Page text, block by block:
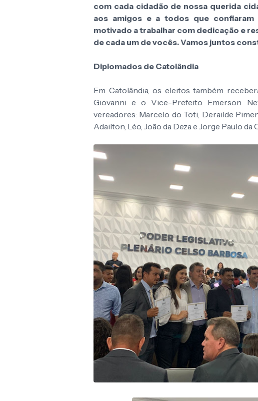
com cada cidadão de nossa querida
aos amigos e a todos que
motivado a trabalhar com dedicação e
de cada um de vocês. Vamos juntos
Diplomados de Catolândia
Em Catolândia, os eleitos também
Giovanni e o Vice-Prefeito Emerson
vereadores: Marcelo do Toti, Derailde
Adailton, Léo, João da Deza e Jorge Paulo da